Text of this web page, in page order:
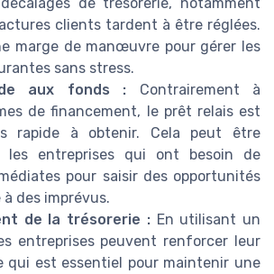
clients tardent à être réglées.
marge de manœuvre pour gérer les
sans stress.
aux fonds : Contrairement à
de financement, le prêt relais est
rapide à obtenir. Cela peut être
les entreprises qui ont besoin de
pour saisir des opportunités
des imprévus.
de la trésorerie :En utilisant un
entreprises peuvent renforcer leur
qui est essentiel pour maintenir une